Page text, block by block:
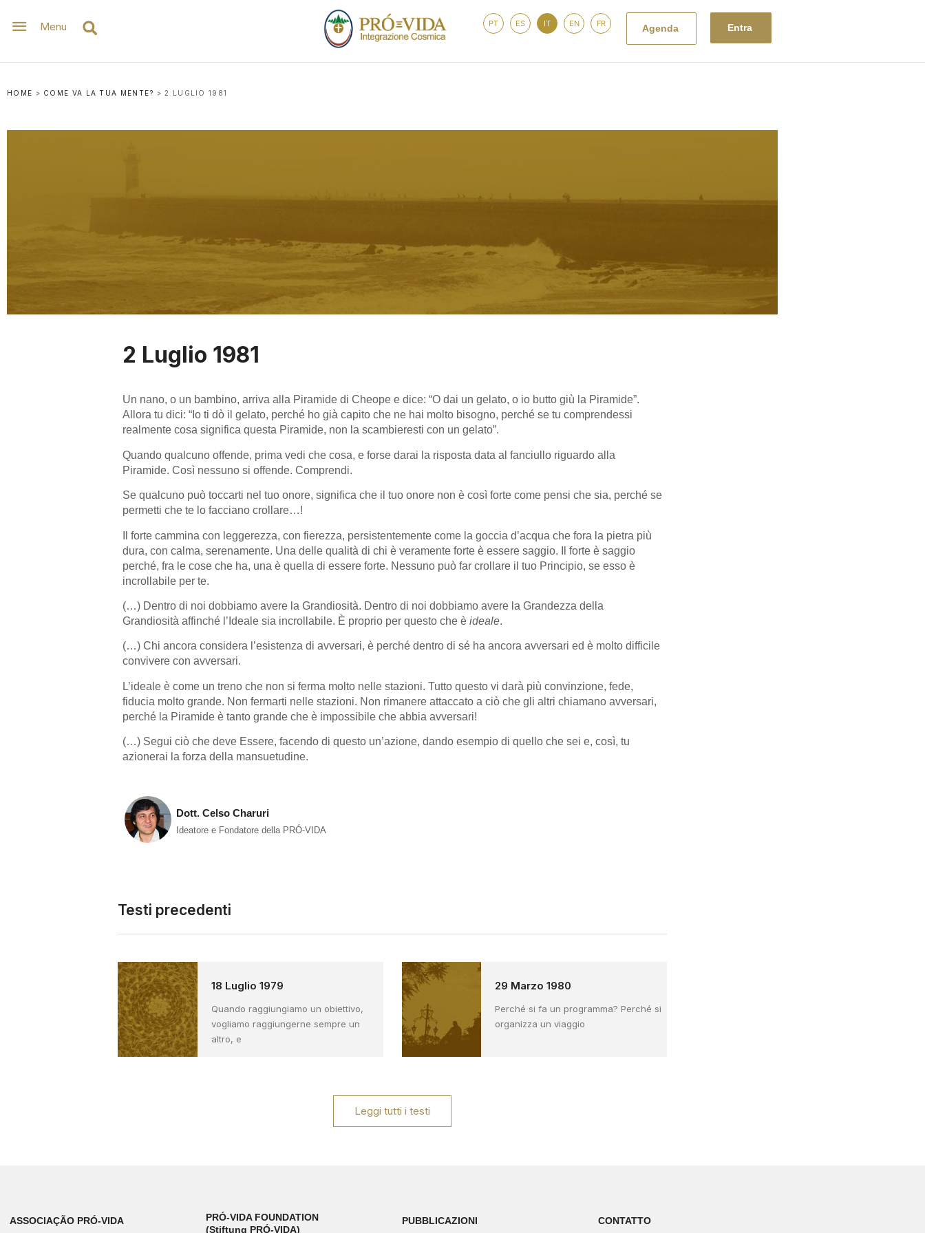
Menu PT ES IT EN FR Agenda Entra
HOME > COME VA LA TUA MENTE? >2 LUGLIO 1981
2 Luglio 1981
Un nano, o un bambino, arriva alla Piramide di Cheope e dice: “O dai un gelato, o io butto giù la Piramide”.
Allora tu dici: “Io ti dò il gelato, perché ho già capito che ne hai molto bisogno, perché se tu comprendessi
realmente cosa significa questa Piramide, non la scambieresti con un gelato”.
Quando qualcuno offende, prima vedi che cosa, e forse darai la risposta data al fanciullo riguardo alla
Piramide. Così nessuno si offende. Comprendi.
Se qualcuno può toccarti nel tuo onore, significa che il tuo onore non è così forte come pensi che sia, perché se
permetti che te lo facciano crollare…!
Il forte cammina con leggerezza, con fierezza, persistentemente come la goccia d’acqua che fora la pietra più
dura, con calma, serenamente. Una delle qualità di chi è veramente forte è essere saggio. Il forte è saggio
perché, fra le cose che ha, una è quella di essere forte. Nessuno può far crollare il tuo Principio, se esso è
incrollabile per te.
(…) Dentro di noi dobbiamo avere la Grandiosità. Dentro di noi dobbiamo avere la Grandezza della
Grandiosità affinché l’Ideale sia incrollabile. È proprio per questo che è ideale.
(…) Chi ancora considera l’esistenza di avversari, è perché dentro di sé ha ancora avversari ed è molto difficile
convivere con avversari.
L’ideale è come un treno che non si ferma molto nelle stazioni. Tutto questo vi darà più convinzione, fede,
fiducia molto grande. Non fermarti nelle stazioni. Non rimanere attaccato a ciò che gli altri chiamano avversari,
perché la Piramide è tanto grande che è impossibile che abbia avversari!
(…) Segui ciò che deve Essere, facendo di questo un’azione, dando esempio di quello che sei e, così, tu
azionerai la forza della mansuetudine.
Dott. Celso Charuri
Ideatore e Fondatore della PRÓ-VIDA
Testi precedenti
18 Luglio 1979
Quando raggiungiamo un obiettivo,
vogliamo raggiungerne sempre un
altro, e
29 Marzo 1980
Perché si fa un programma? Perché si
organizza un viaggio
Leggi tutti i testi
ASSOCIAÇÃO PRÓ-VIDA
PRÓ-VIDA FOUNDATION
(Stiftung PRÓ-VIDA)
PUBBLICAZIONI CONTATTO